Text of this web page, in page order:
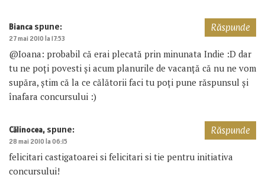
Bianca spune:
27 mai 2010 la 17:53
@Ioana: probabil că erai plecată prin minunata Indie :D dar
tu ne poți povesti și acum planurile de vacanță că nu ne vom
supăra, știm că la ce călătorii faci tu poți pune răspunsul și
înafara concursului :)
Răspunde
Călinocea, spune:
28 mai 2010 la 06:15
felicitari castigatoarei si felicitari si tie pentru initiativa
concursului!
Răspunde